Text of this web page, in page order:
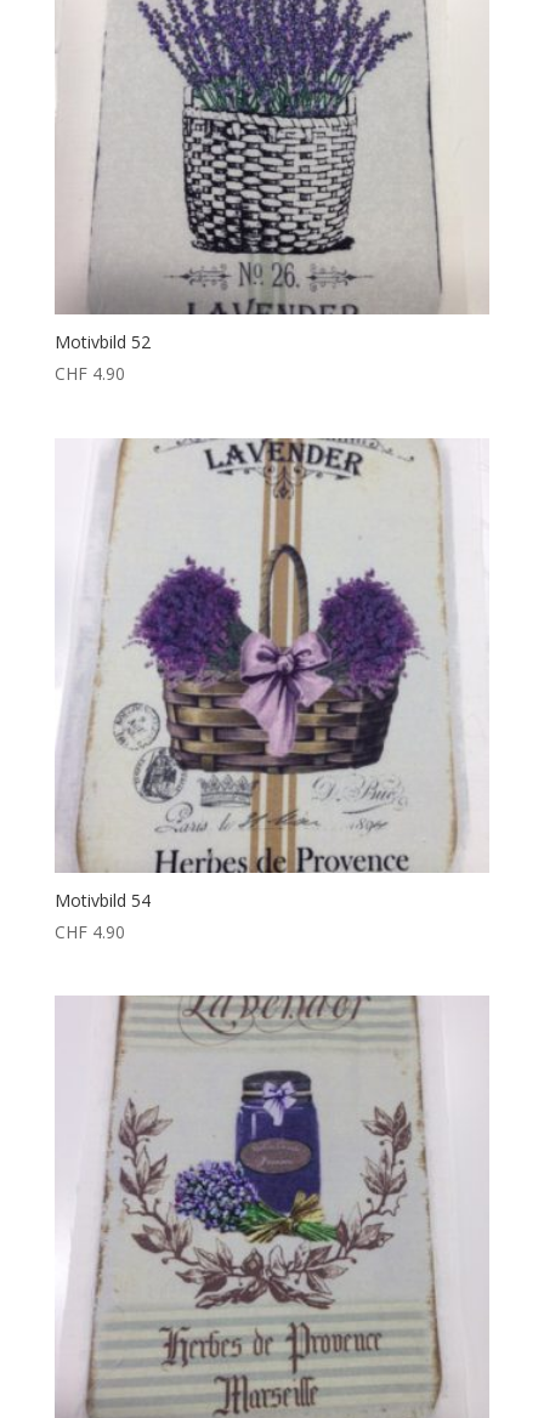
Motivbild 52
CHF4.90
Motivbild 54
CHF4.90